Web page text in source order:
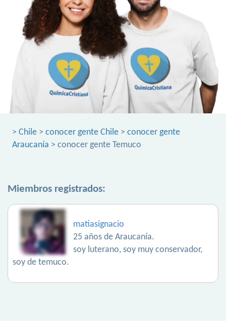
> Chile > conocer gente Chile > conocer gente
Araucanía > conocer gente Temuco
Miembros registrados:
matiasignacio
25 años de Araucanía.
soy luterano, soy muy conservador,
soy de temuco.